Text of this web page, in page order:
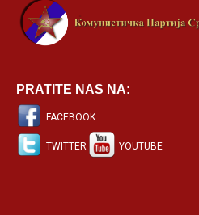
PRATITE NAS NA:
FACEBOOK
TWITTER YOUTUBE